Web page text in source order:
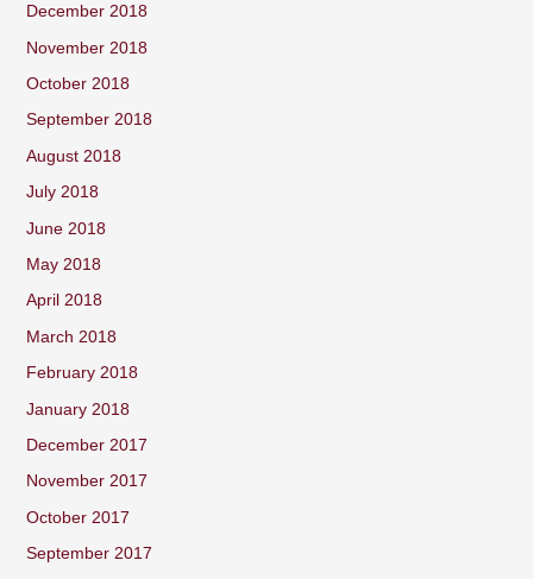
December 2018
November 2018
October 2018
September 2018
August 2018
July 2018
June 2018
May 2018
April 2018
March 2018
February 2018
January 2018
December 2017
November 2017
October 2017
September 2017